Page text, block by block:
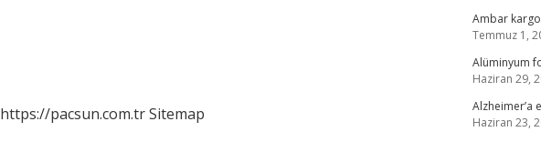
https://pacsun.com.trSitemap
Ambar kargo
Temmuz 1,
Alüminyum
Haziran 29,
Alzheimer’a
Haziran 23,